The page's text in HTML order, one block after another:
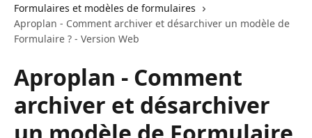
Formulaires et modèles de formulaires
Aproplan - Comment archiver et désarchiver un modèle de
Formulaire ? - Version Web
Aproplan - Comment
archiver et désarchiver